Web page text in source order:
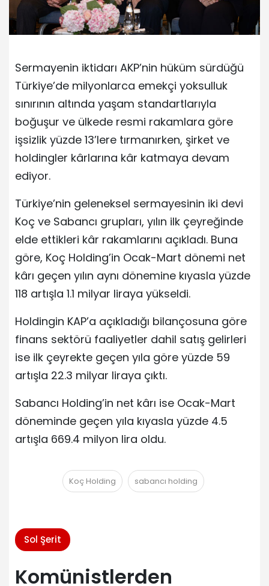
Sermayenin iktidarı AKP’nin hüküm sürdüğü
Türkiye’de milyonlarca emekçi yoksulluk
sınırının altında yaşam standartlarıyla
boğuşur ve ülkede resmi rakamlara göre
işsizlik yüzde 13’lere tırmanırken, şirket ve
holdingler kârlarına kâr katmaya devam
ediyor.
Türkiye’nin geleneksel sermayesinin iki devi
Koç ve Sabancı grupları, yılın ilk çeyreğinde
elde ettikleri kâr rakamlarını açıkladı. Buna
göre, Koç Holding’in Ocak-Mart dönemi net
kârı geçen yılın aynı dönemine kıyasla yüzde
118 artışla 1.1 milyar liraya yükseldi.
Holdingin KAP’a açıkladığı bilançosuna göre
finans sektörü faaliyetler dahil satış gelirleri
ise ilk çeyrekte geçen yıla göre yüzde 59
artışla 22.3 milyar liraya çıktı.
Sabancı Holding’in net kârı ise Ocak-Mart
döneminde geçen yıla kıyasla yüzde 4.5
artışla 669.4 milyon lira oldu.
Koç Holding sabancı holding
Sol Şerit
Komünistlerden